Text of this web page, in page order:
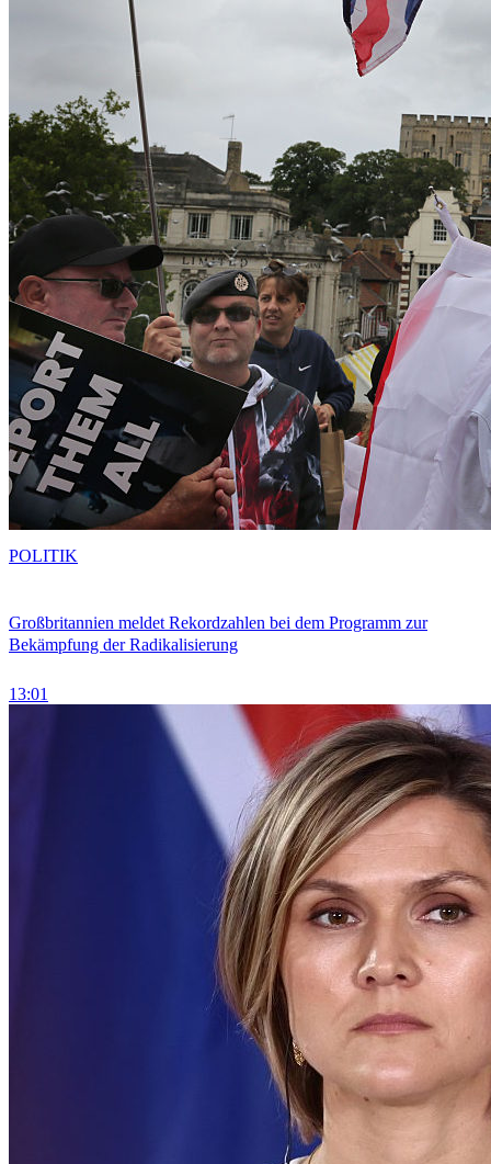
Großbritannien meldet Rekordzahlen bei dem Programm zur
Bekämpfung der Radikalisierung
13:01
POLITIK